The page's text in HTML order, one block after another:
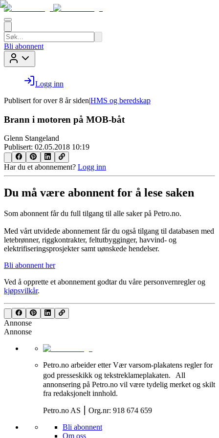
Bli abonnent
Logg inn
Publisert for over 8 år siden|HMS og beredskap
Brann i motoren på MOB-båt
Glenn Stangeland
Publisert: 02.05.2018 10:19
Har du et abonnement? Logg inn
Du må være abonnent for å lese saken
Som abonnent får du full tilgang til alle saker på Petro.no.
Med vårt utvidede abonnement får du også tilgang til databasen med
letebrønner, riggkontrakter, feltutbygginger, havvind- og
elektrifiseringsprosjekter samt uønskede hendelser.
Bli abonnent her
Ved å opprette et abonnement godtar du våre personvernreglerog
kjøpsvilkår.
Annonse
Annonse
Petro.no arbeider etter Vær varsom-plakatens regler for
god presseskikk og tekstreklameplakaten. All
annonsering på Petro.no vil være tydelig merket og skilt
fra redaksjonelt innhold.
Petro.no AS ⎮ Org.nr: 918 674 659
Bli abonnent
Om oss